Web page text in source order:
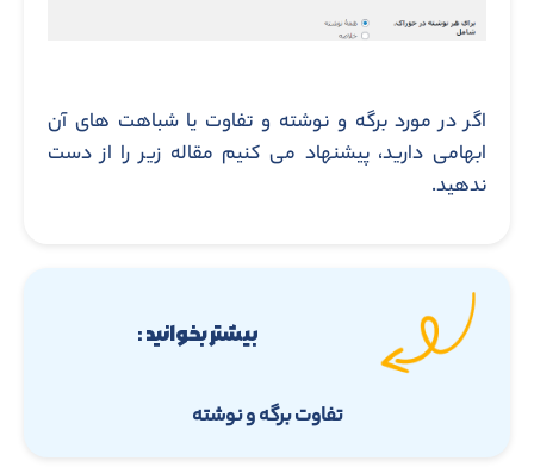
اگر در مورد برگه و نوشته و تفاوت یا شباهت های آن
ابهامی دارید، پیشنهاد می کنیم مقاله زیر را از دست
ندهید.
بیشتر بخوانید :
تفاوت برگه و نوشته